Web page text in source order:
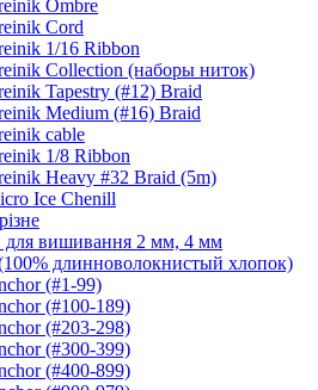
Ombre
Cord
1/16 Ribbon
Collection (наборы ниток)
Tapestry (#12) Braid
Medium (#16) Braid
cable
1/8 Ribbon
Heavy #32 Braid (5m)
Ice Chenill
для вишивання 2 мм, 4 мм
длинноволокнистый хлопок)
(#1-99)
(#100-189)
(#203-298)
(#300-399)
(#400-899)